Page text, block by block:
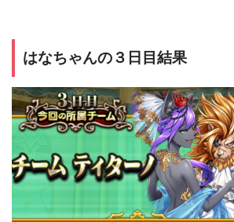
はなちゃんの３日目結果